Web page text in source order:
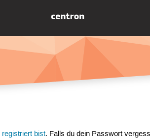
registriert bist. Falls du dein Passwort